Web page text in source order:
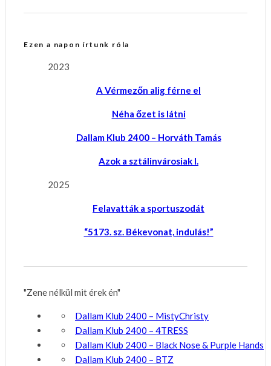
Ezen a napon írtunk róla
2023
A Vérmezőn alig férne el
Néha őzet is látni
Dallam Klub 2400 – Horváth Tamás
Azok a sztálinvárosiak I.
2025
Felavatták a sportuszodát
“5173. sz. Békevonat, indulás!”
"Zene nélkül mit érek én"
Dallam Klub 2400 – MistyChristy
Dallam Klub 2400 – 4TRESS
Dallam Klub 2400 – Black Nose & Purple Hands
Dallam Klub 2400 – BTZ